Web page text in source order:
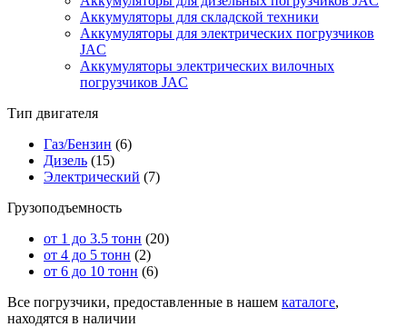
Аккумуляторы для складской техники
Аккумуляторы для электрических погрузчиков
JAC
Аккумуляторы электрических вилочных
погрузчиков JAC
Тип двигателя
Газ/Бензин (6)
Дизель (15)
Электрический (7)
Грузоподъемность
от 1 до 3.5 тонн (20)
от 4 до 5 тонн (2)
от 6 до 10 тонн (6)
Все погрузчики, предоставленные в нашем каталоге,
находятся в наличии